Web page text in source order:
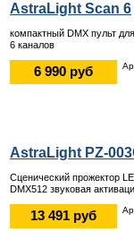
AstraLight Scan 6
компактный DMX пульт
6 каналов
6 990 руб
AstraLight PZ-
Сценический прожектор
DMX512 звуковая
13 491 руб